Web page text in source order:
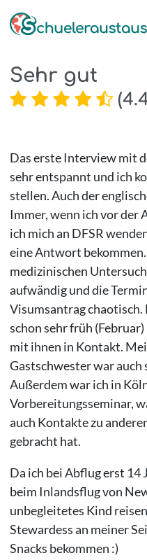
Sehr gut
(
Das erste Interview mit
sehr entspannt und ich
stellen. Auch der
Immer, wenn ich vor der
ich mich an DFSR
eine Antwort
medizinischen
aufwändig und die
Visumsantrag
schon sehr früh
mit ihnen in Kontakt.
Gastschwester war
Außerdem war ich in
Vorbereitungsseminar,
auch Kontakte zu
gebracht hat.
Da ich bei Abflug erst 14
beim Inlandsflug von
unbegleitetes Kind
Stewardess an meiner
Snacks bekommen :)